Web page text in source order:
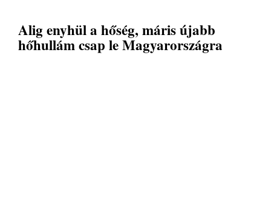
Alig enyhül a hőség, máris újabb
hőhullám csap le Magyarországra